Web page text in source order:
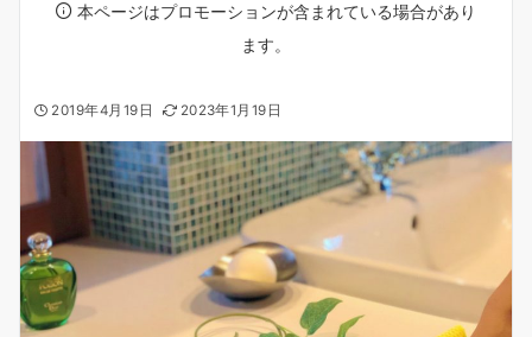
本ページはプロモーションが含まれている場合があり
ます。
2019年4月19日 2023年1月19日